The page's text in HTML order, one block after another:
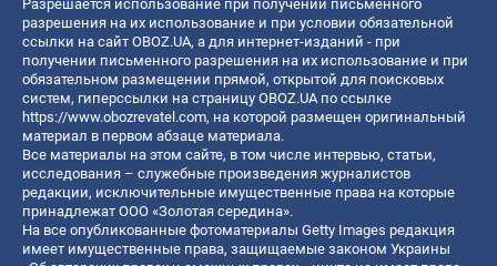
Разрешается использование при получении письменного
разрешения на их использование и при условии обязательной
ссылки на сайт OBOZ.UA, а для интернет-изданий - при
получении письменного разрешения на их использование и при
обязательном размещении прямой, открытой для поисковых
систем, гиперссылки на страницу OBOZ.UA по ссылке
https://www.obozrevatel.com, на которой размещен оригинальный
материал в первом абзаце материала.
Все материалы на этом сайте, в том числе интервью, статьи,
исследования – служебные произведения журналистов
редакции, исключительные имущественные права на которые
принадлежат ООО «Золотая середина».
На все опубликованные фотоматериалы Getty Images редакция
имеет имущественные права, защищаемые законом Украины